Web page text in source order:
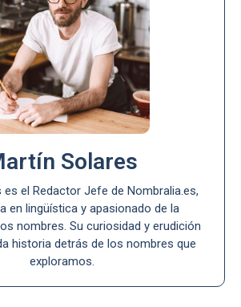
Solares
es el Redactor Jefe de Nombralia.es,
en lingüística y apasionado de la
nombres. Su curiosidad y erudición
historia detrás de los nombres que
exploramos.